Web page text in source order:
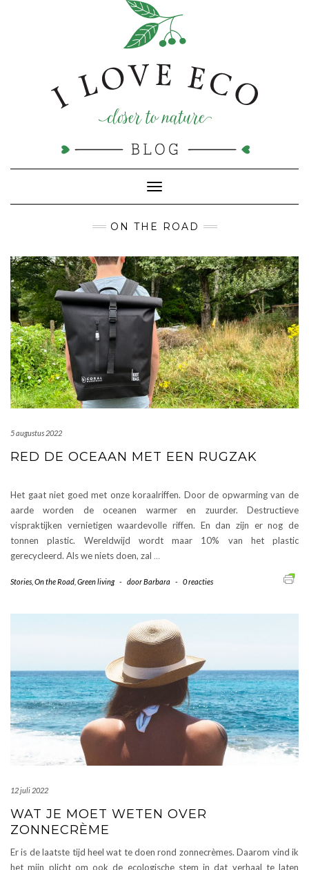
Toggle navigatie
ON THE ROAD
5 augustus 2022
RED DE OCEAAN MET EEN RUGZAK
Het gaat niet goed met onze koraalriffen. Door de opwarming van de
aarde worden de oceanen warmer en zuurder. Destructieve
vispraktijken vernietigen waardevolle riffen. En dan zijn er nog de
tonnen plastic. Wereldwijd wordt maar 10% van het plastic
gerecycleerd. Als we niets doen, zal …
Stories On the Road Green living - doorBarbara - 0 reacties
12 juli 2022
WAT JE MOET WETEN OVER
ZONNECRÈME
Er is de laatste tijd heel wat te doen rond zonnecrèmes. Daarom vind ik
het mijn plicht om ook de ecologische stem in dat verhaal te laten